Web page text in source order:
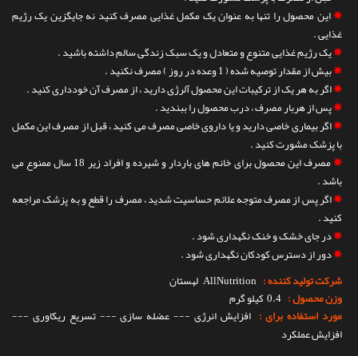
✵این محصول را تنها به عنوان یک مکمل غذایی مصرف کنید نه جایگزین یک رژیم
غذایی .
✵یک رژیم غذایی متنوع و متعادل و یک سبک زندگی سالم داشته باشید .
✵بیش از مقدار توصیه شده ( 1 وعده در روز ) مصرف نکنید .
✵اگر به هر یک از ترکیبات این محصول آلرژی دارید ، از مصرف آن خودداری کنید .
✵پس از هربار مصرف ، درب محصول را ببندید .
✵اگر بیماری خاصی دارید و یا داروی خاصی مصرف می کنید ، قبل از مصرف این مکمل
با پزشک مشورت کنید .
✵
مصرف این محصول برای خانم های باردار و شیرده و افراد زیر 18 سال ممنوع می
باشد .
✵اگر پس از مصرف متوجه علائم حساسیت شدید ، مصرف را قطع و به پزشک مراجعه
کنید .
✵در جای خشک و خنک نگهداری شود .
✵دور از دسترس کودکان نگهداری شود .
شرکت تولید کننده : AllNutrition لهستان
وزن محصول : 0.4 کیلو گرم
مورد استفاده برای : افزایش انرژی --- عضله سازی --- تسریع ریکاوری ---
افزایش عملکرد